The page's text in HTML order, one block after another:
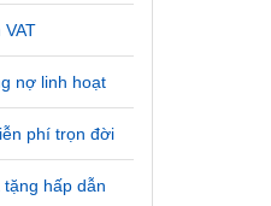
nợ linh hoạt
phí trọn đời
hấp dẫn